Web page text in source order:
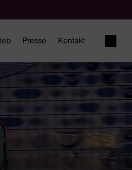
Presse Kontakt